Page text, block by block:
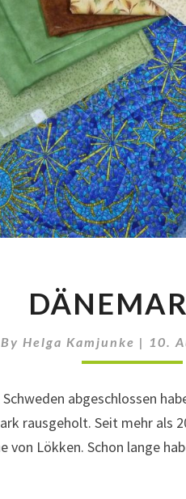
1
ByHelga Kamjunke | 10.
abgeschlossen
rausgeholt. Seit mehr als
von Lökken. Schon lange